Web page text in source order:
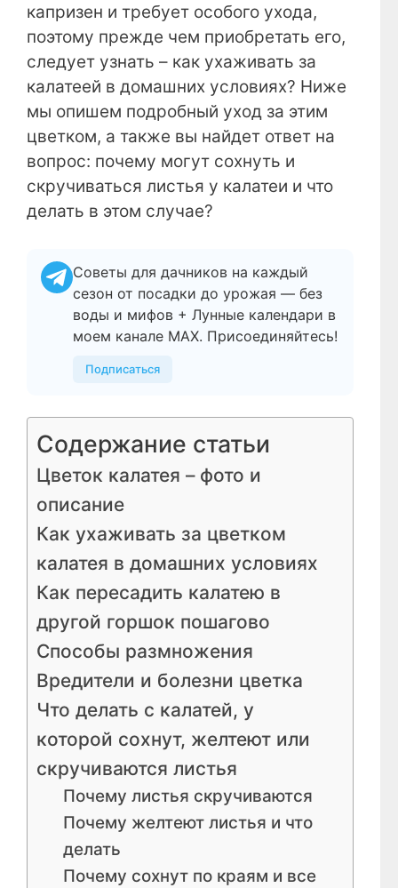
капризен и требует особого ухода,
поэтому прежде чем приобретать его,
следует узнать – как ухаживать за
калатеей в домашних условиях? Ниже
мы опишем подробный уход за этим
цветком, а также вы найдет ответ на
вопрос: почему могут сохнуть и
скручиваться листья у калатеи и что
делать в этом случае?
Советы для дачников на каждый
сезон от посадки до урожая — без
воды и мифов + Лунные календари в
моем канале МАХ. Присоединяйтесь!
Подписаться
Содержание статьи
Цветок калатея – фото и
описание
Как ухаживать за цветком
калатея в домашних условиях
Как пересадить калатею в
другой горшок пошагово
Способы размножения
Вредители и болезни цветка
Что делать с калатей, у
которой сохнут, желтеют или
скручиваются листья
Почему листья скручиваются
Почему желтеют листья и что
делать
Почему сохнут по краям и все